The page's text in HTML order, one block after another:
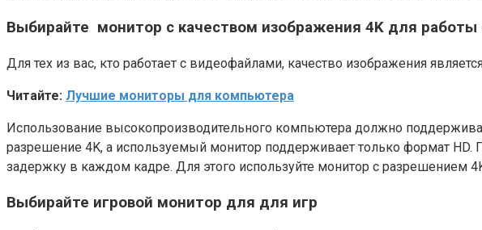
Выбирайте монитор с качеством изображения 4K для
Для тех из вас, кто работает с видеофайлами, качество изображения
Читайте: Лучшие мониторы для компьютера
Использование высокопроизводительного компьютера должно
разрешение 4K, а используемый монитор поддерживает только формат
задержку в каждом кадре. Для этого используйте монитор с разрешением
Выбирайте игровой монитор для для игр